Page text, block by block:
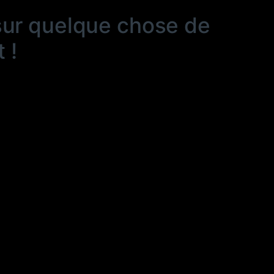
quelque chose de
!